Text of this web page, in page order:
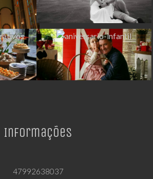
Informações
47992638037